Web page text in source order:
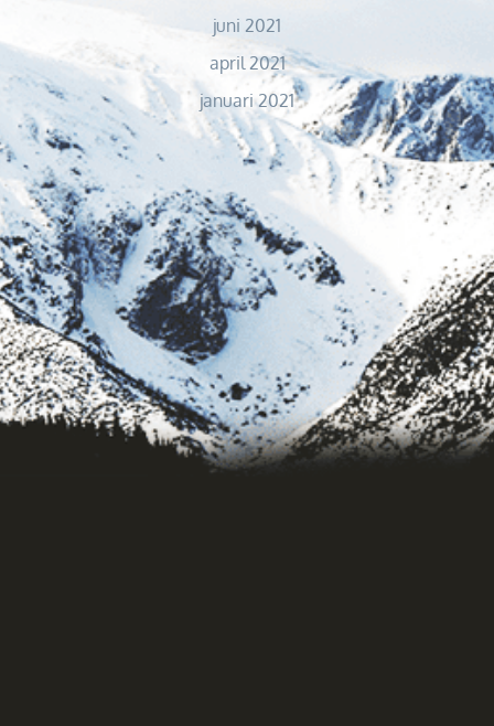
juni 2021
april 2021
januari 2021